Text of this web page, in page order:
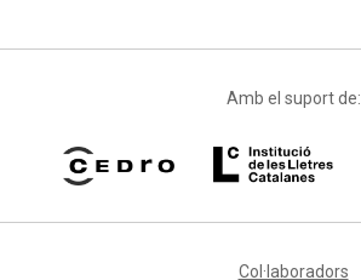
Amb el suport de:
Col·laboradors